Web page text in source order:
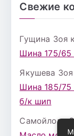
Свежие
Гущина Зоя
Шина 175/65
Якушева Зоя
Шина 185/75
б/к шип
Самойлова